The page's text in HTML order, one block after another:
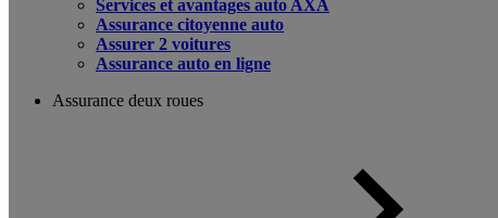
Services et avantages auto AXA
Assurance citoyenne auto
Assurer 2 voitures
Assurance auto en ligne
Assurance deux roues